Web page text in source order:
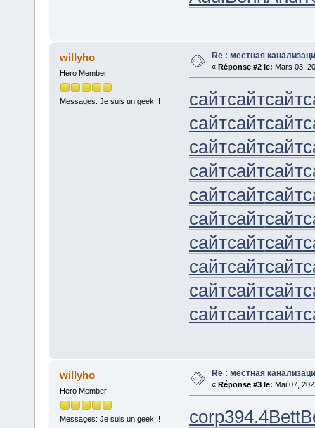
willyho
Hero Member
Messages: Je suis un geek !!
Re : местная
« Réponse #2 le: Mars 03,
сайтсайтсайт
сайтсайтсайт
сайтсайтсайт
сайтсайтсайт
сайтсайтсайт
сайтсайтсайт
сайтсайтсайт
сайтсайтсайт
сайтсайтсайт
сайтсайтсайт
willyho
Hero Member
Messages: Je suis un geek !!
Re : местная
« Réponse #3 le: Mai 07,
corp394.4Bett